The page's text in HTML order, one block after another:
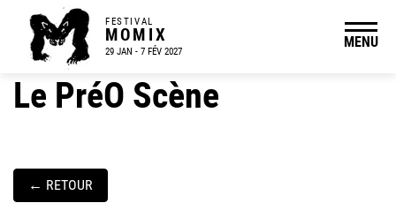
FESTIVAL
MOMIX
29 JAN - 7 FÉV 2027
MENU
Le PréO Scène
← RETOUR